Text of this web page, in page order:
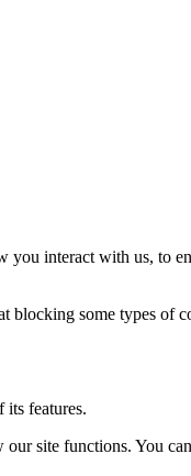
interact with us, to
some types of
its features.
site functions. You